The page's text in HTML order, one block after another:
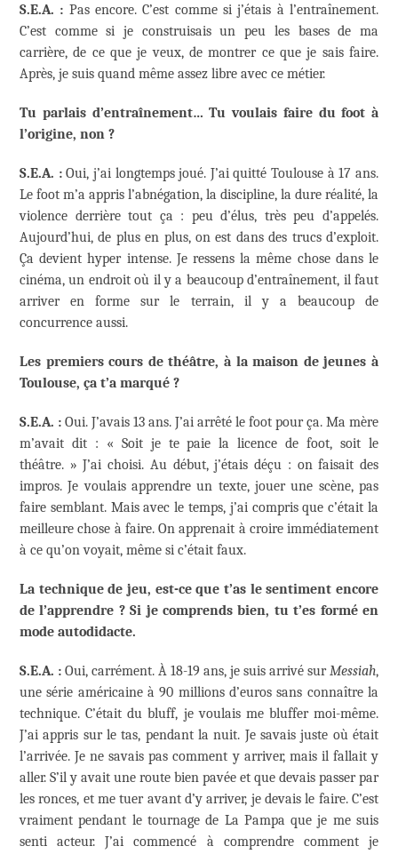
S.E.A. : Pas encore. C’est comme si j’étais à l’entraînement.
C’est comme si je construisais un peu les bases de ma
carrière, de ce que je veux, de montrer ce que je sais faire.
Après, je suis quand même assez libre avec ce métier.
Tu parlais d’entraînement… Tu voulais faire du foot à
l’origine, non ?
S.E.A. :Oui, j’ai longtemps joué. J’ai quitté Toulouse à 17 ans.
Le foot m’a appris l’abnégation, la discipline, la dure réalité, la
violence derrière tout ça : peu d’élus, très peu d’appelés.
Aujourd’hui, de plus en plus, on est dans des trucs d’exploit.
Ça devient hyper intense. Je ressens la même chose dans le
cinéma, un endroit où il y a beaucoup d’entraînement, il faut
arriver en forme sur le terrain, il y a beaucoup de
concurrence aussi.
Les premiers cours de théâtre, à la maison de jeunes à
Toulouse, ça t’a marqué ?
S.E.A. : Oui. J’avais 13 ans. J’ai arrêté le foot pour ça. Ma mère
m’avait dit : « Soit je te paie la licence de foot, soit le
théâtre. » J’ai choisi. Au début, j’étais déçu : on faisait des
impros. Je voulais apprendre un texte, jouer une scène, pas
faire semblant. Mais avec le temps, j’ai compris que c’était la
meilleure chose à faire. On apprenait à croire immédiatement
à ce qu’on voyait, même si c’était faux.
La technique de jeu, est-ce que t’as le sentiment encore
de l’apprendre ? Si je comprends bien, tu t’es formé en
mode autodidacte.
S.E.A. : Oui, carrément. À 18-19 ans, je suis arrivé surMessiah,
une série américaine à 90 millions d’euros sans connaître la
technique. C’était du bluff, je voulais me bluffer moi-même.
J’ai appris sur le tas, pendant la nuit. Je savais juste où était
l’arrivée. Je ne savais pas comment y arriver, mais il fallait y
aller. S’il y avait une route bien pavée et que devais passer par
les ronces, et me tuer avant d’y arriver, je devais le faire. C’est
vraiment pendant le tournage de La Pampa que je me suis
senti acteur. J’ai commencé à comprendre comment je